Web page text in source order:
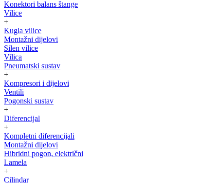
Konektori balans štange
Vilice
+
Kugla vilice
Montažni dijelovi
Silen vilice
Vilica
Pneumatski sustav
+
Kompresori i dijelovi
Ventili
Pogonski sustav
+
Diferencijal
+
Kompletni diferencijali
Montažni dijelovi
Hibridni pogon, električni
Lamela
+
Cilindar